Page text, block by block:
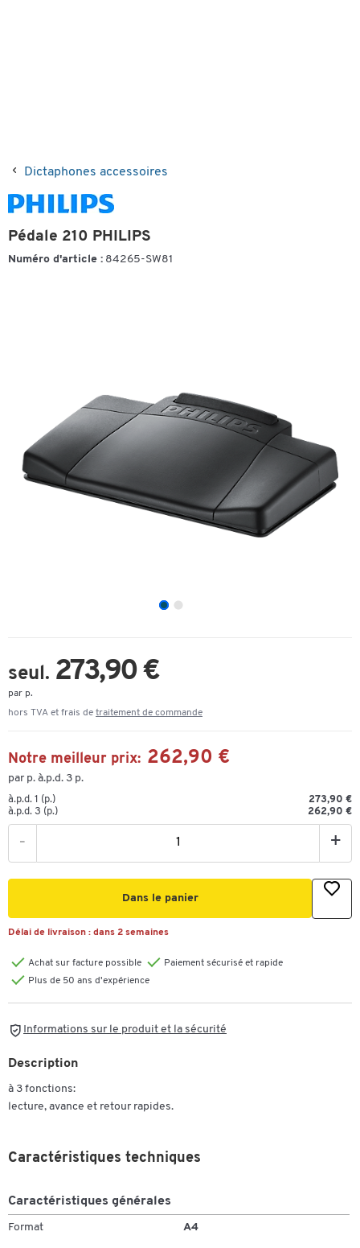
Dictaphones accessoires
Pédale 210 PHILIPS
Numéro d'article : 84265-SW81
seul. 273,90 €
par p.
hors TVA et frais de traitement de commande
Notre meilleur prix: 262,90 €
par p. à.p.d. 3 p.
à.p.d. 1 (p.)
273,90 €
à.p.d. 3 (p.)
262,90 €
- +
Dans le panier
Délai de livraison : dans 2 semaines
Achat sur facture possible
Paiement sécurisé et rapide
Plus de 50 ans d'expérience
Informations sur le produit et la sécurité
Description
à 3 fonctions:
lecture, avance et retour rapides.
Caractéristiques techniques
Caractéristiques générales
Format
A4